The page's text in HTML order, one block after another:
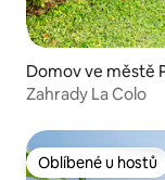
Domov ve městě
Zahrady La Colo
Oblíbené u hostů
Oblíbené u hostů